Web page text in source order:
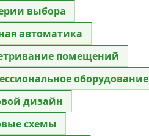
выбора
автоматика
помещений
оборудование
дизайн
схемы